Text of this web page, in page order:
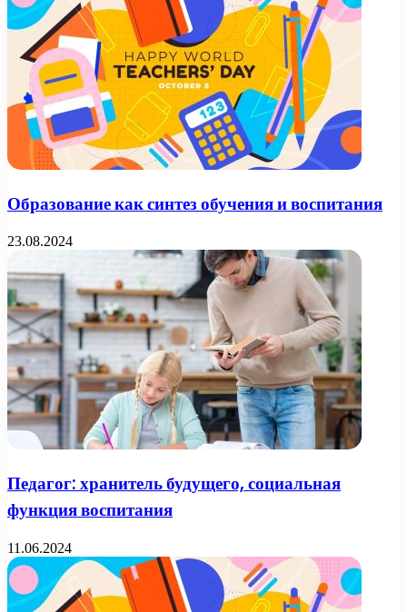
Образование как синтез обучения и воспитания
23.08.2024
Педагог: хранитель будущего, социальная
функция воспитания
11.06.2024